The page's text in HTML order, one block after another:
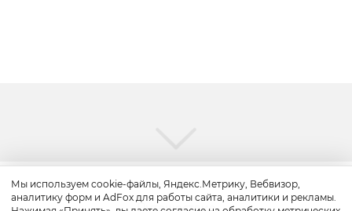
Путешествие
Мы используем cookie-файлы, Яндекс.Метрику, Вебвизор,
аналитику форм и AdFox для работы сайта, аналитики и рекламы.